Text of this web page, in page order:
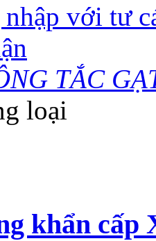
nhập với tư
TẮC
loại
khẩn cấp